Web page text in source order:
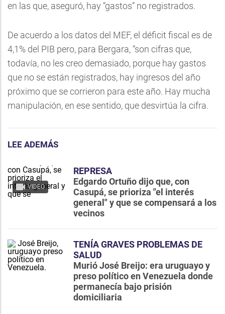
en las que, aseguró, hay “gastos” no registrados.
De acuerdo a los datos del MEF, el déficit fiscal es de
4,1% del PIB pero, para Bergara, “son cifras que,
todavía, no les creo demasiado, porque hay gastos
que no se están registrados, hay ingresos del año
próximo que se corrieron para este año. Hay mucha
manipulación, en ese sentido, que desvirtúa la cifra.
LEE ADEMÁS
VIDEO
REPRESA
Edgardo Ortuño dijo que, con
Casupá, se prioriza "el interés
general" y que se compensará a los
vecinos
TENÍA GRAVES PROBLEMAS DE
SALUD
Murió José Breijo: era uruguayo y
preso político en Venezuela donde
permanecía bajo prisión
domiciliaria